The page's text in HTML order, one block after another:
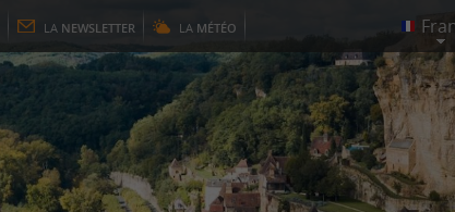
LA NEWSLETTER LA MÉTÉO